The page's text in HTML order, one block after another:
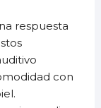
respuesta
con